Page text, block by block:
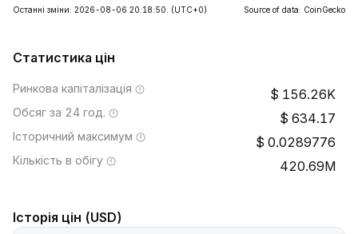
Останні зміни: 2026-08-06 20:18:50. (UTC+0) Source of data: CoinGecko
Статистика цін
Ринкова капіталізація 156.26K
Обсяг за 24 год. 634.17
Історичний максимум 0.0289776
Кількість в обігу 420.69M
Історія цін (USD)